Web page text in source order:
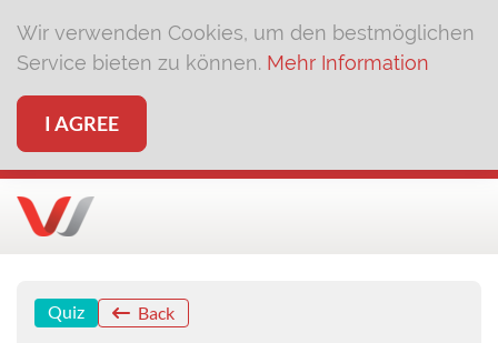
Wir verwenden Cookies, um den bestmöglichen
Service bieten zu können. Mehr Information
I AGREE
Quiz Back